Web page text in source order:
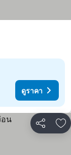
ดูราคา
แชร์ เ